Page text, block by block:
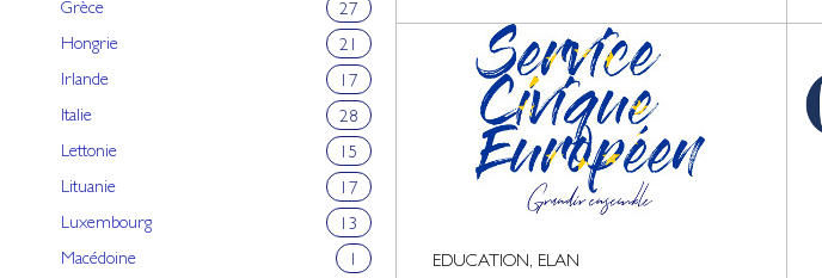
Grèce
27
Hongrie
21
Irlande
17
Italie
28
Lettonie
15
Lituanie
17
Luxembourg
13
Macédoine
1
EDUCATION, ELAN